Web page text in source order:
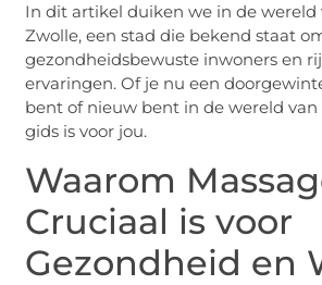
In dit artikel duiken we in de wereld
Zwolle, een stad die bekend staat
gezondheidsbewuste inwoners en
ervaringen. Of je nu een
bent of nieuw bent in de wereld van
gids is voor jou.
Waarom
Cruciaal is voor
Gezondheid en